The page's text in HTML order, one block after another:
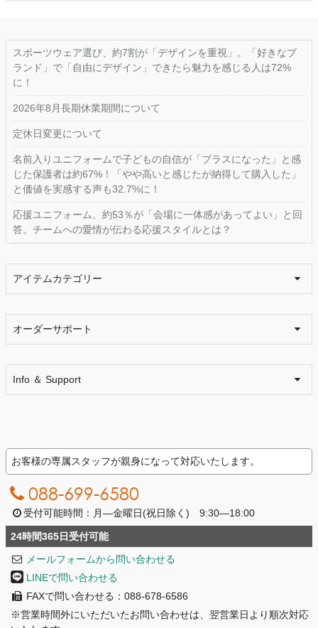
スポーツウェア選び、約7割が「デザインを重視」。「好きなブ
ランド」で「自由にデザイン」できたら魅力を感じる人は72%
に！
2026年8月長期休業期間について
定休日変更について
名前入りユニフォームで子どもの自信が「プラスになった」と感
じた保護者は約67%！「やや高いと感じたが納得して購入した」
と価値を実感する声も32.7%に！
応援ユニフォーム、約53％が「会場に一体感があってよい」と回
答。チームへの愛情が伝わる応援スタイルとは？
アイテムカテゴリー
オーダーサポート
Info ＆ Support
お客様の専属スタッフが親身になって対応いたします。
088-699-6580
受付可能時間：月―金曜日(祝日除く) 9:30―18:00
24時間365日受付可能
メールフォームから問い合わせる
LINEで問い合わせる
FAXで問い合わせる：088-678-6586
※営業時間外にいただいたお問い合わせは、翌営業日より順次対応